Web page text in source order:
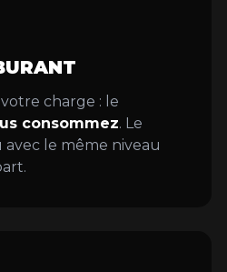
charge : le
consommez. Le
le même niveau